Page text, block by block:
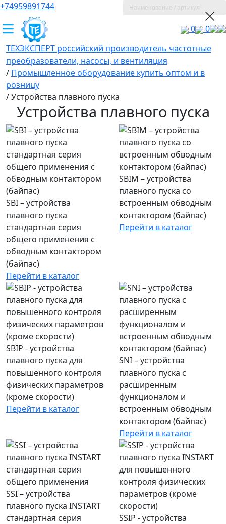
+74959891744
0
0
ТЕХЭКСПЕРТ российский производитель частотные
преобразователи, насосы, и вентиляция
/ Промышленное оборудование купить оптом и в
розницу
/Устройства плавного пуска
Устройства плавного пуска
SBI – устройства
плавного пуска
стандартная серия
общего применения с
обводным контактором
(байпас)
Перейти в каталог
SBIM – устройства
плавного пуска со
встроенным обводным
контактором (байпас)
Перейти в каталог
SBIP - устройства
плавного пуска для
повышенного контроля
физических параметров
(кроме скорости)
Перейти в каталог
SNI – устройства
плавного пуска с
расширенным
функционалом и
встроенным обводным
контактором (байпас)
Перейти в каталог
SSI – устройства
плавного пуска INSTART
стандартная серия
SSIP - устройства